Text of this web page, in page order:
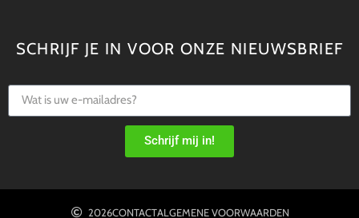
SCHRIJF JE IN VOOR ONZE NIEUWSBRIEF
Schrijf mij in!
2026CONTACTALGEMENE VOORWAARDEN